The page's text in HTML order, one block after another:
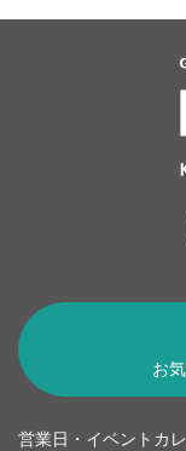
お
営業日・イベントカ